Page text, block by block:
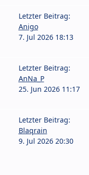
Letzter Beitrag:
Anigo
7. Jul 2026 18:13
Letzter Beitrag:
AnNa_P
25. Jun 2026 11:17
Letzter Beitrag:
Blaqrain
9. Jul 2026 20:30